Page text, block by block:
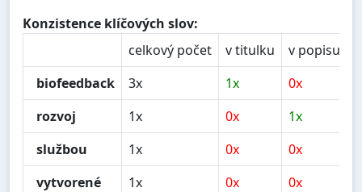
Konzistence klíčových slov:
celkový počet
v titulku v popisu
biofeedback
3x 1x 0x
rozvoj
1x 0x 1x
službou
1x 0x 0x
vytvorené
1x 0x 0x